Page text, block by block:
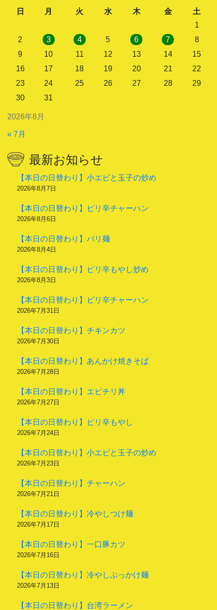
2026年8月
日 月 火 水 木 金
土
1
2
3 4 5 6 7
8
9
10 11 12 13 14
15
16
17 18 19 20 21
22
23
24 25 26 27 28
29
30
31
« 7月
最新お知らせ
【本日の日替わり】小エビと玉子の炒め
2026年8月7日
【本日の日替わり】ピリ辛チャーハン
2026年8月6日
【本日の日替わり】バリ麺
2026年8月4日
【本日の日替わり】ピリ辛もやし炒め
2026年8月3日
【本日の日替わり】ピリ辛チャーハン
2026年7月31日
【本日の日替わり】チキンカツ
2026年7月30日
【本日の日替わり】あんかけ焼きそば
2026年7月28日
【本日の日替わり】エビチリ丼
2026年7月27日
【本日の日替わり】ピリ辛もやし
2026年7月24日
【本日の日替わり】小エビと玉子の炒め
2026年7月23日
【本日の日替わり】チャーハン
2026年7月21日
【本日の日替わり】冷やしつけ麺
2026年7月17日
【本日の日替わり】一口豚カツ
2026年7月16日
【本日の日替わり】冷やしぶっかけ麺
2026年7月13日
【本日の日替わり】台湾ラーメン